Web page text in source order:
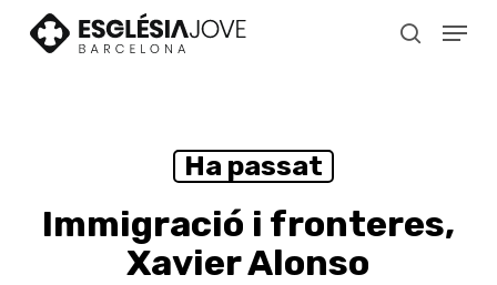
search
Menu
Ha passat
Immigració i fronteres,
Xavier Alonso